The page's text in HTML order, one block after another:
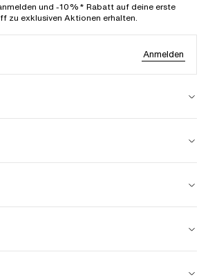
und -10%* Rabatt auf deine erste
zu exklusiven Aktionen erhalten.
Anmelden